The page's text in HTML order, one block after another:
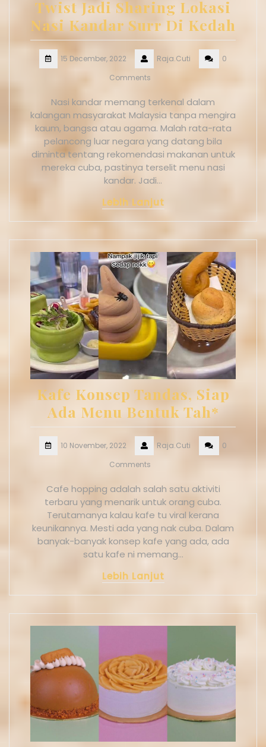
Twist Jadi Sharing Lokasi
Nasi Kandar Surr Di Kedah
15 December, 2022 Raja.Cuti
0
Comments
Nasi kandar memang terkenal dalam
kalangan masyarakat Malaysia tanpa mengira
kaum, bangsa atau agama. Malah rata-rata
pelancong luar negara yang datang bila
diminta tentang rekomendasi makanan untuk
mereka cuba, pastinya terselit menu nasi
kandar. Jadi…
Lebih Lanjut
Kafe Konsep Tandas, Siap
Ada Menu Bentuk Tah*
10 November, 2022 Raja.Cuti
0
Comments
Cafe hopping adalah salah satu aktiviti
terbaru yang menarik untuk orang cuba.
Terutamanya kalau kafe tu viral kerana
keunikannya. Mesti ada yang nak cuba. Dalam
banyak-banyak konsep kafe yang ada, ada
satu kafe ni memang…
Lebih Lanjut